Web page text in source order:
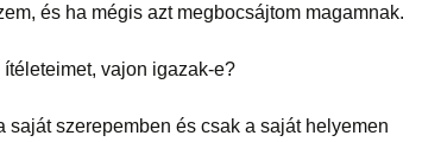
és ha mégis azt megbocsájtom magamnak.
vajon igazak-e?
és csak a saját helyemen